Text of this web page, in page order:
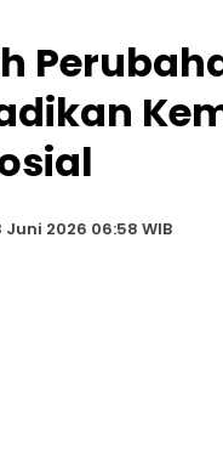
Juni 2026 06:58 WIB